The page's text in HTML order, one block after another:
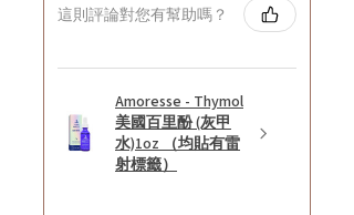
這則評論對您有幫助嗎？
Amoresse - Thymol
美國百里酚 (灰甲
水)1oz （均貼有雷
射標籤）